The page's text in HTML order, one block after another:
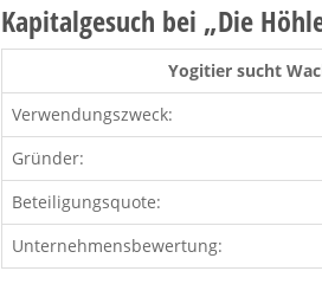
Kapitalgesuch bei „Die
Yogitier sucht
Verwendungszweck:
Gründer:
Beteiligungsquote:
Unternehmensbewertung: